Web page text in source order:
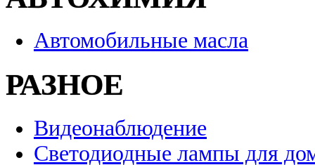
Автомобильные масла
РАЗНОЕ
Видеонаблюдение
Светодиодные лампы для